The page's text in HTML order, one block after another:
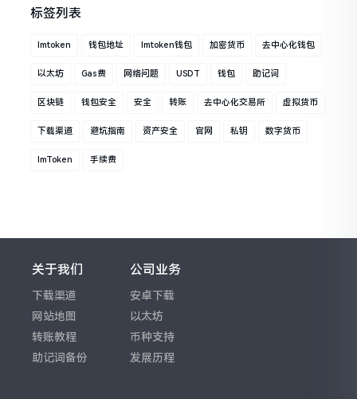
标签列表
Imtoken 钱包地址 Imtoken钱包 加密货币 去中心化钱包
以太坊 Gas费 网络问题 USDT 钱包 助记词
区块链 钱包安全 安全 转账 去中心化交易所 虚拟货币
下载渠道 避坑指南 资产安全 官网 私钥 数字货币
ImToken 手续费
关于我们
下载渠道
网站地图
转账教程
助记词备份
公司业务
安卓下载
以太坊
币种支持
发展历程